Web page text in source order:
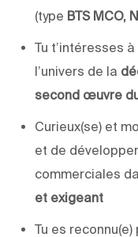
(type BTS MCO,
Tu t’intéresses à
l’univers de la
second œuvre
Curieux(se) et
et de
commerciales
et exigeant
Tu es reconnu(e)